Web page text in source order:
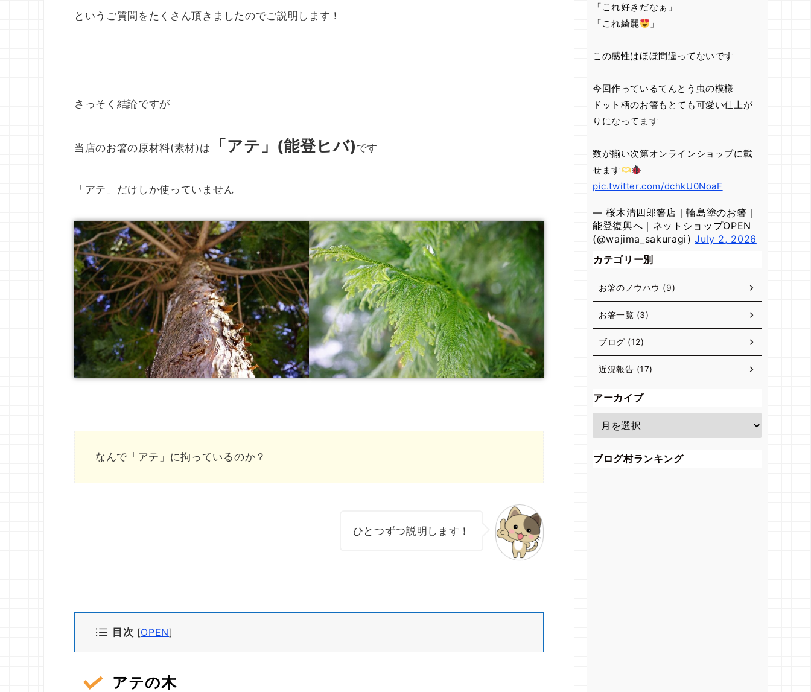
というご質問をたくさん頂きましたのでご説明します！
さっそく結論ですが
当店のお箸の原材料(素材)は 「 アテ 」(能登ヒバ) です
「アテ」だけしか使っていません
なんで「アテ」に拘っているのか？
ひとつずつ説明します！
目次 [OPEN]
アテの木
「これ好きだなぁ」
「これ綺麗
」
この感性はほぼ間違ってないです
今回作っているてんとう虫の模様
ドット柄のお箸もとても可愛い仕上が
りになってます
数が揃い次第オンラインショップに載
せます
pic.twitter.com/dchkU0NoaF
— 桜木清四郎箸店｜輪島塗のお箸｜
能登復興へ｜ネットショップOPEN
(@wajima_sakuragi)July 2, 2026
カテゴリー別
お箸のノウハウ (9)
お箸一覧 (3)
ブログ (12)
近況報告 (17)
アーカイブ
ブログ村ランキング